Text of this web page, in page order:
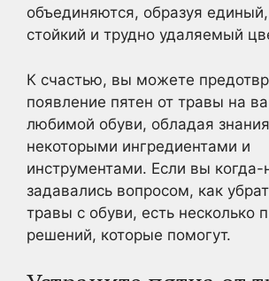
объединяются, образуя
стойкий и трудно удаляемый
К счастью, вы можете
появление пятен от травы на
любимой обуви, обладая
некоторыми ингредиентами и
инструментами. Если вы когда-
задавались вопросом, как
травы с обуви, есть несколько
решений, которые помогут.